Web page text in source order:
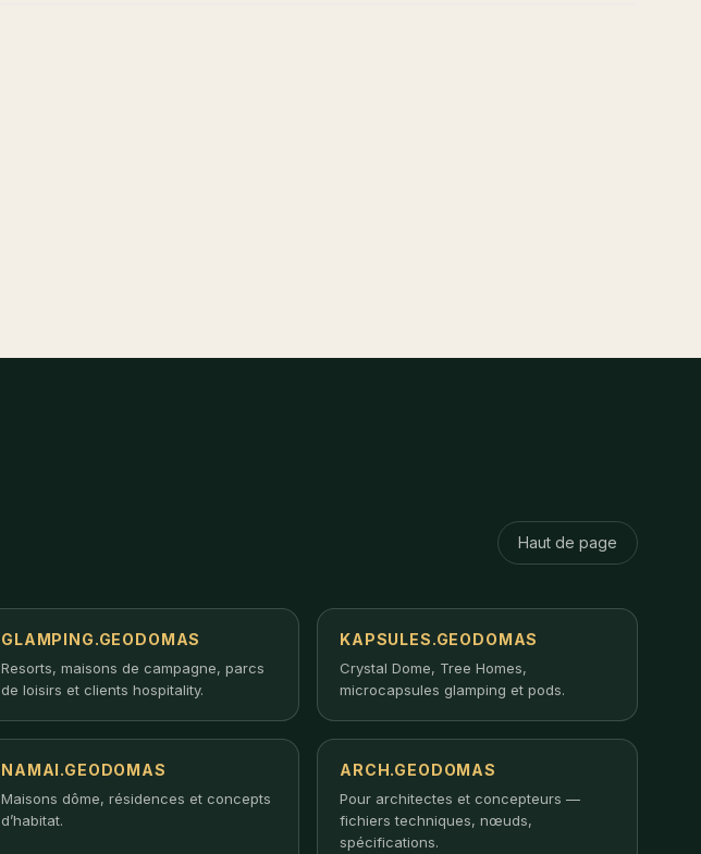
Haut de page
GLAMPING.GEODOMAS
Resorts, maisons de campagne, parcs
de loisirs et clients hospitality.
KAPSULES.GEODOMAS
Crystal Dome, Tree Homes,
microcapsules glamping et pods.
NAMAI.GEODOMAS
Maisons dôme, résidences et concepts
d’habitat.
ARCH.GEODOMAS
Pour architectes et concepteurs —
fichiers techniques, nœuds,
spécifications.